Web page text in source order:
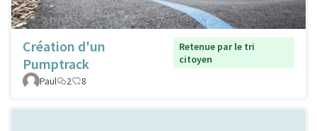
Création d'un
Pumptrack
Retenue par le tri
citoyen
Paul
2 8